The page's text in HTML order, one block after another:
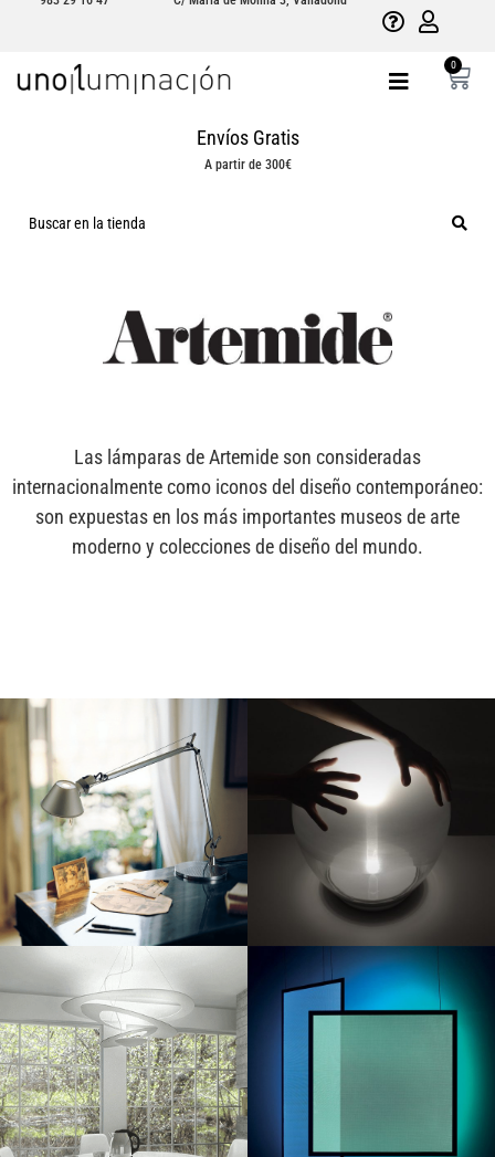
0
Envíos Gratis
A partir de 300€
Las lámparas de Artemide son consideradas
internacionalmente como iconos del diseño contemporáneo:
son expuestas en los más importantes museos de arte
moderno y colecciones de diseño del mundo.